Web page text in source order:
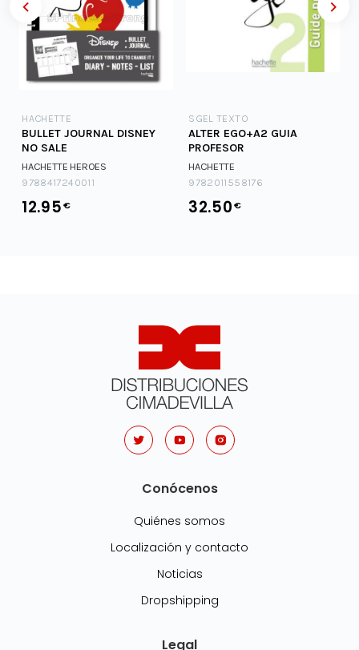
HACHETTE
BULLET JOURNAL DISNEY
NO SALE
HACHETTE HEROES
9788417240011
12.95€
SGEL TEXTO
ALTER EGO+A2 GUIA
PROFESOR
HACHETTE
9782011558176
32.50€
Conócenos
Quiénes somos
Localización y contacto
Noticias
Dropshipping
Legal